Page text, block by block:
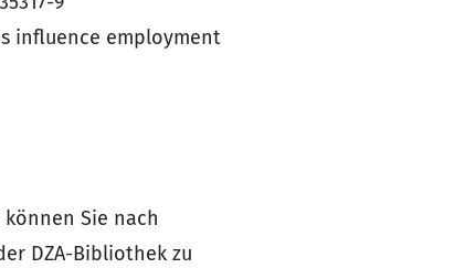
influence employment
können Sie nach
DZA-Bibliothek zu